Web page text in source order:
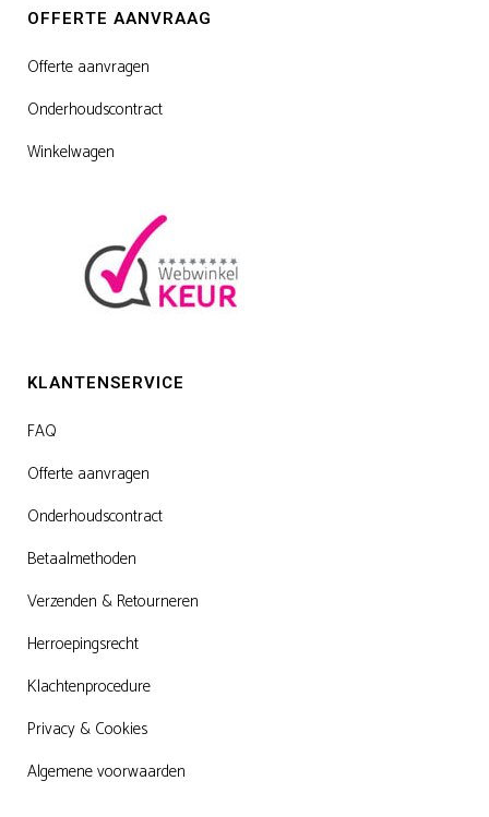
OFFERTE AANVRAAG
Offerte aanvragen
Onderhoudscontract
Winkelwagen
KLANTENSERVICE
FAQ
Offerte aanvragen
Onderhoudscontract
Betaalmethoden
Verzenden & Retourneren
Herroepingsrecht
Klachtenprocedure
Privacy & Cookies
Algemene voorwaarden